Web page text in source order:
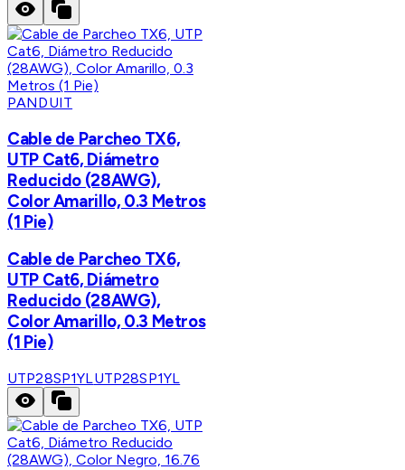
PANDUIT
Cable de Parcheo TX6,
UTP Cat6, Diámetro
Reducido (28AWG),
Color Amarillo, 0.3 Metros
(1 Pie)
Cable de Parcheo TX6,
UTP Cat6, Diámetro
Reducido (28AWG),
Color Amarillo, 0.3 Metros
(1 Pie)
UTP28SP1YLUTP28SP1YL